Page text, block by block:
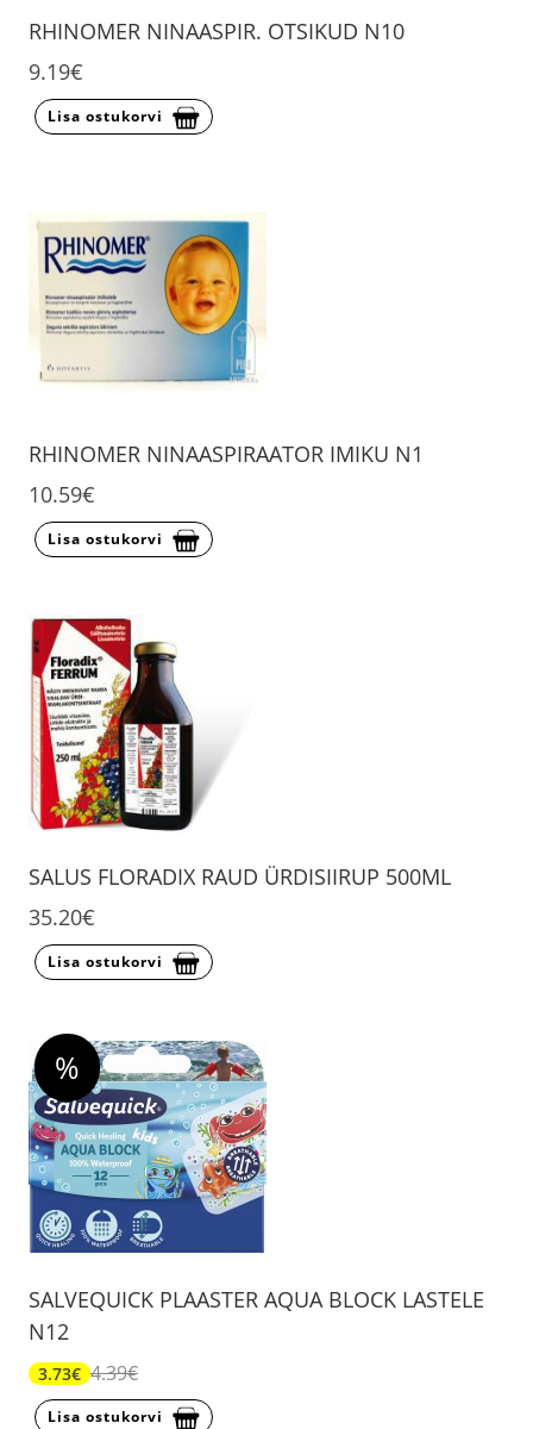
RHINOMER NINAASPIR. OTSIKUD N10
9.19€
Lisa ostukorvi
RHINOMER NINAASPIRAATOR IMIKU N1
10.59€
Lisa ostukorvi
SALUS FLORADIX RAUD ÜRDISIIRUP 500ML
35.20€
Lisa ostukorvi
%
SALVEQUICK PLAASTER AQUA BLOCK LASTELE
N12
3.73€ 4.39€
Lisa ostukorvi